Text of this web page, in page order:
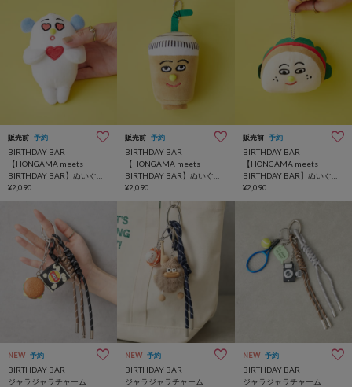
販売前 予約
BIRTHDAY BAR
【HONGAMA meets
BIRTHDAY BAR】ぬいぐる
みチャーム
¥2,090
販売前 予約
BIRTHDAY BAR
【HONGAMA meets
BIRTHDAY BAR】ぬいぐる
みチャーム
¥2,090
販売前 予約
BIRTHDAY BAR
【HONGAMA meets
BIRTHDAY BAR】ぬいぐる
みチャーム
¥2,090
NEW 予約
BIRTHDAY BAR
ジャラジャラチャーム
NEW 予約
BIRTHDAY BAR
ジャラジャラチャーム
NEW 予約
BIRTHDAY BAR
ジャラジャラチャーム